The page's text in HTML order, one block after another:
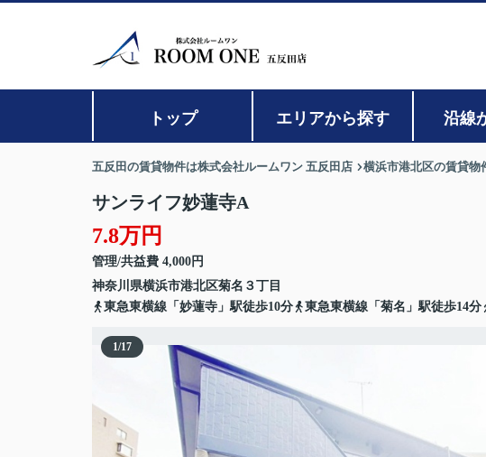
トップ エリアから探す 沿線
五反田の賃貸物件は株式会社ルームワン 五反田店 横浜市港北区の賃貸物
サンライフ妙蓮寺A
7.8万円
管理/共益費 4,000円
神奈川県横浜市港北区菊名 ３丁目
東急東横線「妙蓮寺」駅徒歩10分
東急東横線「菊名」駅徒歩14分
1/17